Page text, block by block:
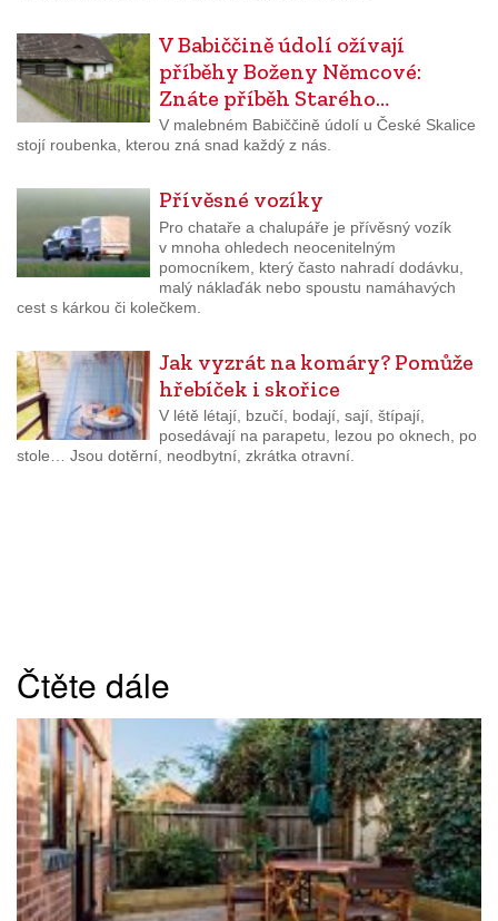
V Babiččině údolí ožívají
příběhy Boženy Němcové:
Znáte příběh Starého…
V malebném Babiččině údolí u České Skalice
stojí roubenka, kterou zná snad každý z nás.
Přívěsné vozíky
Pro chataře a chalupáře je přívěsný vozík
v mnoha ohledech neocenitelným
pomocníkem, který často nahradí dodávku,
malý náklaďák nebo spoustu namáhavých
cest s kárkou či kolečkem.
Jak vyzrát na komáry? Pomůže
hřebíček i skořice
V létě létají, bzučí, bodají, sají, štípají,
posedávají na parapetu, lezou po oknech, po
stole… Jsou dotěrní, neodbytní, zkrátka otravní.
Čtěte dále